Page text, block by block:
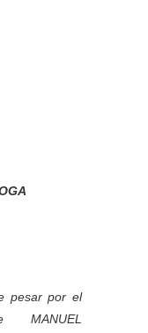
pesar por el
MANUEL